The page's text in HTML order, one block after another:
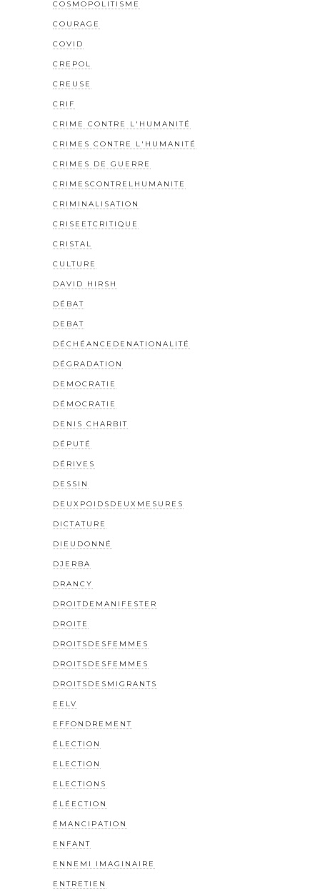
COSMOPOLITISME
COURAGE
COVID
CREPOL
CREUSE
CRIF
CRIME CONTRE L'HUMANITÉ
CRIMES CONTRE L'HUMANITÉ
CRIMES DE GUERRE
CRIMESCONTRELHUMANITE
CRIMINALISATION
CRISEETCRITIQUE
CRISTAL
CULTURE
DAVID HIRSH
DÉBAT
DEBAT
DÉCHÉANCEDENATIONALITÉ
DÉGRADATION
DEMOCRATIE
DÉMOCRATIE
DENIS CHARBIT
DÉPUTÉ
DÉRIVES
DESSIN
DEUXPOIDSDEUXMESURES
DICTATURE
DIEUDONNÉ
DJERBA
DRANCY
DROITDEMANIFESTER
DROITE
DROITSDESFEMMES
DROITSDESFEMMES
DROITSDESMIGRANTS
EELV
EFFONDREMENT
ÉLECTION
ELECTION
ELECTIONS
ÉLÉECTION
ÉMANCIPATION
ENFANT
ENNEMI IMAGINAIRE
ENTRETIEN